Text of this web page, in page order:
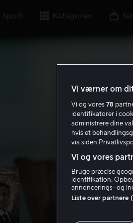
Sport Kategorier
Vi værner om
Vi og vores 78
identifikatorer i
administrere dine
hvis et
via siden
Vi og vores
Bruge præcise
identifikation.
annoncerings- og
Liste over partnere